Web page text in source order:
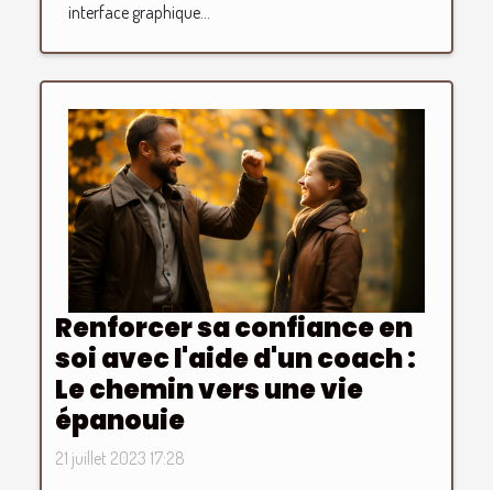
interface graphique...
Renforcer sa confiance en
soi avec l'aide d'un coach :
Le chemin vers une vie
épanouie
21 juillet 2023 17:28